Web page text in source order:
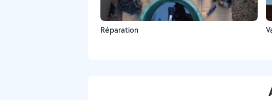
Réparation